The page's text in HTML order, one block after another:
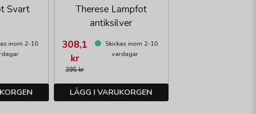
Svart
inom 2-10
Therese Lampfot
antiksilver
395 kr
308,1
kr
Skickas inom 2-10
vardagar
LÄGG I VARUKORGEN